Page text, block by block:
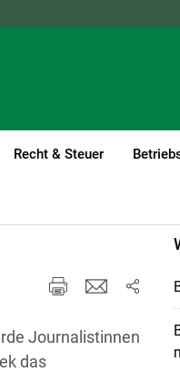
Recht & Steuer
Journalistinnen
das